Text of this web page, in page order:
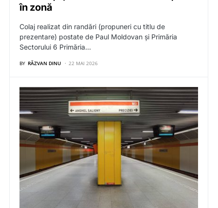
în zonă
Colaj realizat din randări (propuneri cu titlu de
prezentare) postate de Paul Moldovan și Primăria
Sectorului 6 Primăria…
BY RĂZVAN DINU 22 MAI 2026